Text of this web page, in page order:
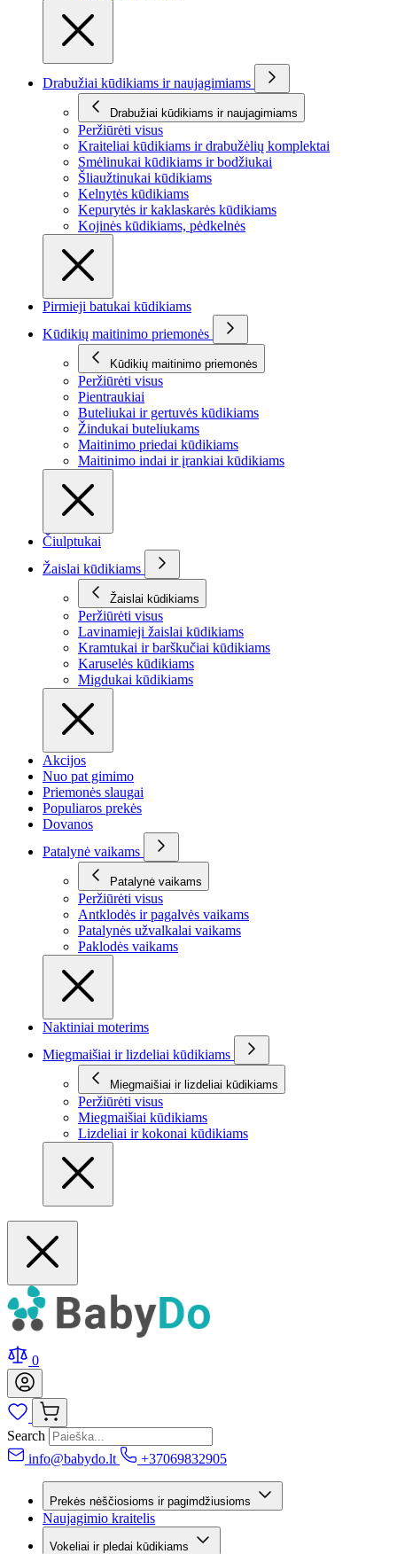
Drabužiai kūdikiams ir naujagimiams
Drabužiai kūdikiams ir naujagimiams
Peržiūrėti visus
Kraiteliai kūdikiams ir drabužėlių komplektai
Smėlinukai kūdikiams ir bodžiukai
Šliaužtinukai kūdikiams
Kelnytės kūdikiams
Kepurytės ir kaklaskarės kūdikiams
Kojinės kūdikiams, pėdkelnės
Pirmieji batukai kūdikiams
Kūdikių maitinimo priemonės
Kūdikių maitinimo priemonės
Peržiūrėti visus
Pientraukiai
Buteliukai ir gertuvės kūdikiams
Žindukai buteliukams
Maitinimo priedai kūdikiams
Maitinimo indai ir įrankiai kūdikiams
Čiulptukai
Žaislai kūdikiams
Žaislai kūdikiams
Peržiūrėti visus
Lavinamieji žaislai kūdikiams
Kramtukai ir barškučiai kūdikiams
Karuselės kūdikiams
Migdukai kūdikiams
Akcijos
Nuo pat gimimo
Priemonės slaugai
Populiaros prekės
Dovanos
Patalynė vaikams
Patalynė vaikams
Peržiūrėti visus
Antklodės ir pagalvės vaikams
Patalynės užvalkalai vaikams
Paklodės vaikams
Naktiniai moterims
Miegmaišiai ir lizdeliai kūdikiams
Miegmaišiai ir lizdeliai kūdikiams
Peržiūrėti visus
Miegmaišiai kūdikiams
Lizdeliai ir kokonai kūdikiams
0
Search
info@babydo.lt
+37069832905
Prekės nėščiosioms ir pagimdžiusioms
Naujagimio kraitelis
Vokeliai ir pledai kūdikiams